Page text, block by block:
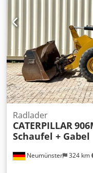
Ausbrechkraft: 103
Reifen: 10.00-20 CE-
Dreifachausleger
hydraulische
hydraulischer
Zentralschmierung
Breite: 2550 Höhe:
Gebrauchsspuren,
Unterseite der Kabine
Neumünster 324 km
Radlader
CATERPILLAR
Schaufel + Gabel